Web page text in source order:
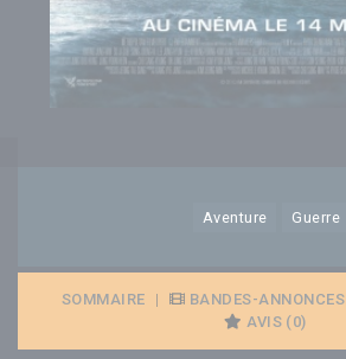
Aventure Guerre
SOMMAIRE | BANDES-ANNONCES
AVIS (0)